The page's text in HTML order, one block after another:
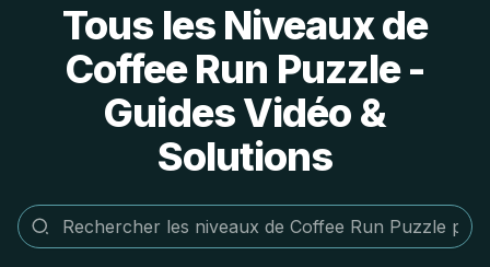
Tous les Niveaux de
Coffee Run Puzzle -
Guides Vidéo &
Solutions